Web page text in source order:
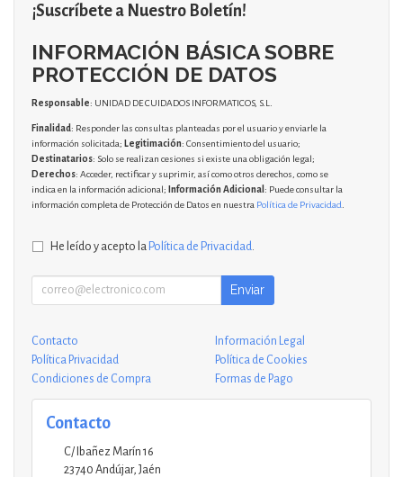
¡Suscríbete a Nuestro Boletín!
INFORMACIÓN BÁSICA SOBRE
PROTECCIÓN DE DATOS
Responsable: UNIDAD DE CUIDADOS INFORMATICOS, S.L.
Finalidad: Responder las consultas planteadas por el usuario y enviarle la
información solicitada; Legitimación: Consentimiento del usuario;
Destinatarios: Solo se realizan cesiones si existe una obligación legal;
Derechos: Acceder, rectificar y suprimir, así como otros derechos, como se
indica en la información adicional; Información Adicional : Puede consultar la
información completa de Protección de Datos en nuestra Política de Privacidad
He leído y acepto la Política de Privacidad
Enviar
Contacto
Información Legal
Política Privacidad
Política de Cookies
Condiciones de Compra
Formas de Pago
Contacto
C/ Ibañez Marín 16
23740 Andújar, Jaén